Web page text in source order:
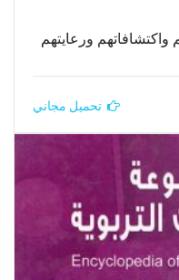
ورعايتهم
تحميل مجاني